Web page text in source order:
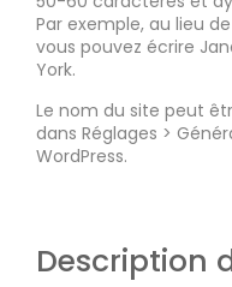
Par exemple, au lieu
vous pouvez écrire
York.
Le nom du site peut
dans Réglages >
WordPress.
Description